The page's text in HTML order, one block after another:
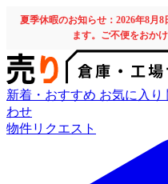
夏季休暇のお知らせ：2026年8月
ます。ご不便をおか
新着・おすすめ お気に入り
わせ
物件リクエスト